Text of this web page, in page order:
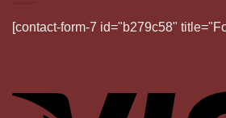
[contact-form-7 id="b279c58"